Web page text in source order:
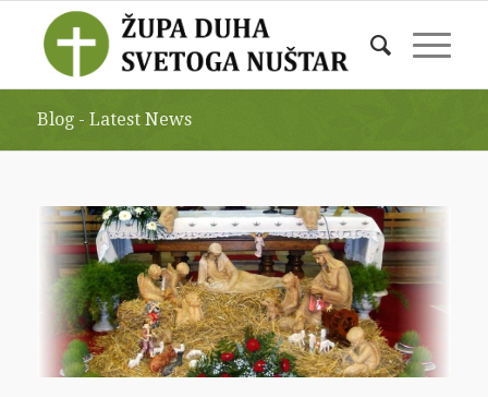
Blog - Latest News